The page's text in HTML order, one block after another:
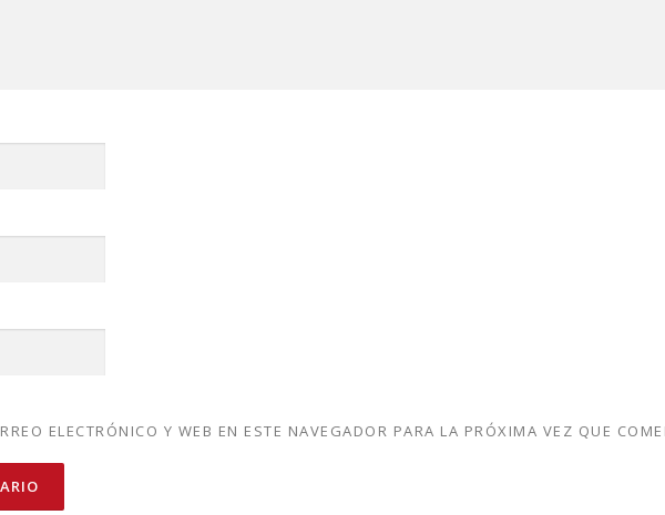
ELECTRÓNICO Y WEB EN ESTE NAVEGADOR PARA LA PRÓXIMA VEZ QUE